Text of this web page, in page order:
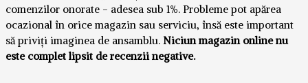
comenzilor onorate - adesea sub 1%. Probleme pot apărea
ocazional în orice magazin sau serviciu, însă este important
să priviți imaginea de ansamblu. Niciun magazin online nu
este complet lipsit de recenzii negative.